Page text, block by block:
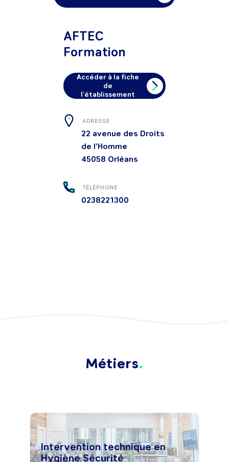
AFTEC
Formation
Accéder à la fiche
de
l'établissement
ADRESSE
22 avenue des Droits
de l'Homme
45058 Orléans
TÉLÉPHONE
0238221300
Métiers
Intervention technique en
Hygiène Sécurité